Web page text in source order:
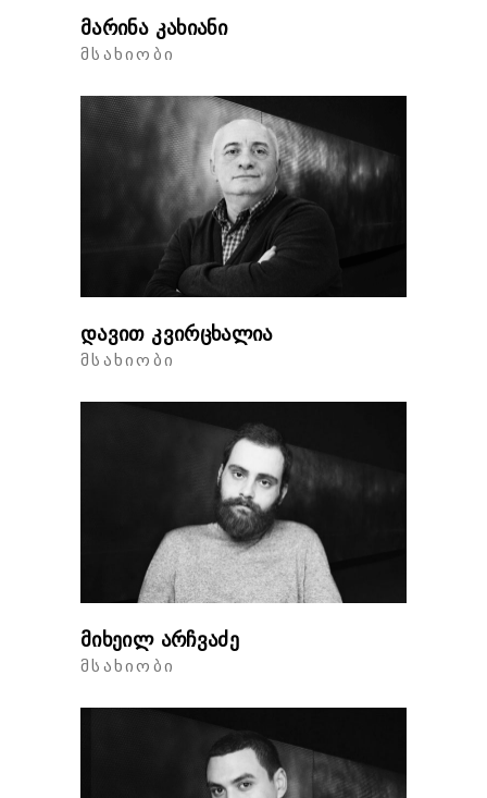
მარინა კახიანი
ᲛᲡᲐᲮᲘᲝᲑᲘ
დავით კვირცხალია
ᲛᲡᲐᲮᲘᲝᲑᲘ
მიხეილ არჩვაძე
ᲛᲡᲐᲮᲘᲝᲑᲘ